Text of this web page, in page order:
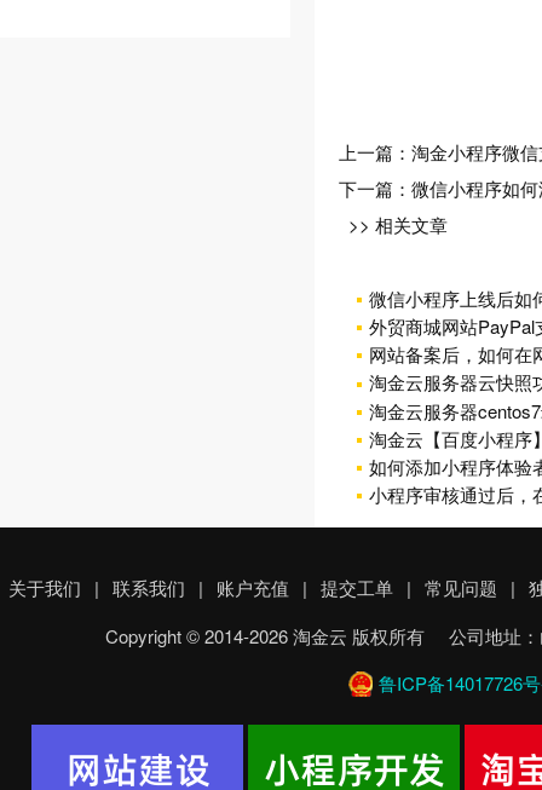
上一篇： 淘金小程序微
下一篇： 微信小程序如
>> 相关文章
微信小程序上线后如
外贸商城网站
网站备案后，如何在
淘金云服务器云快照
淘金云服务器
淘金云【百度小程序
如何添加小程序体验
小程序审核通过后，
关于我们 | 联系我们 | 账户充值 | 提交工单 | 常见问题 |
Copyright © 2014-2026 淘金云 版权所有 公司地址
鲁ICP备14017726